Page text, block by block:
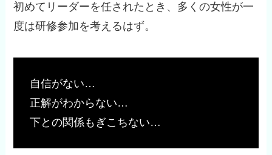
初めてリーダーを任されたとき、多くの女性が一
度は研修参加を考えるはず。
自信がない…
正解がわからない…
下との関係もぎこちない…